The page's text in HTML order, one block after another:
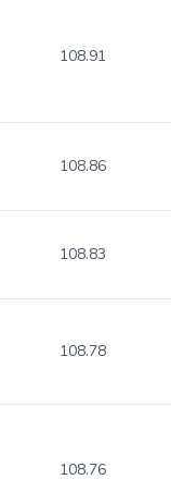
108.91
108.86
108.83
108.78
108.76